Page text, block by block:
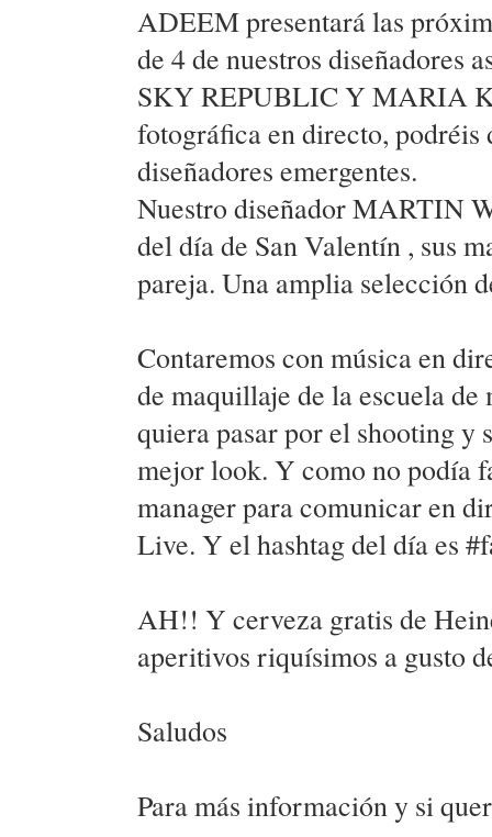
ADEEM presentará las
de 4 de nuestros
SKY REPUBLIC Y MARIA
fotográfica en directo, podréis
diseñadores emergentes.
Nuestro diseñador MARTIN
del día de San Valentín , sus
pareja. Una amplia selección
Contaremos con música en
de maquillaje de la escuela
quiera pasar por el shooting y
mejor look. Y como no podía
manager para comunicar en
Live. Y el hashtag del día es
AH!! Y cerveza gratis de
aperitivos riquísimos a gusto
Saludos
Para más información y si